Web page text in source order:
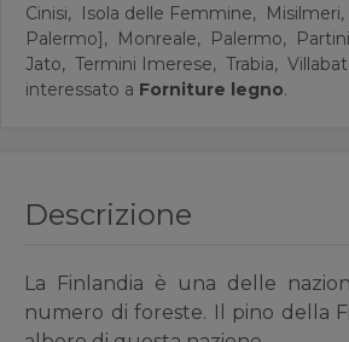
Cinisi, Isola delle Femmine, Misilmeri,
Palermo], Monreale, Palermo,
Jato, Termini Imerese, Trabia,
interessato a Forniture legno.
Descrizione
La Finlandia è una delle
numero di foreste. Il pino della